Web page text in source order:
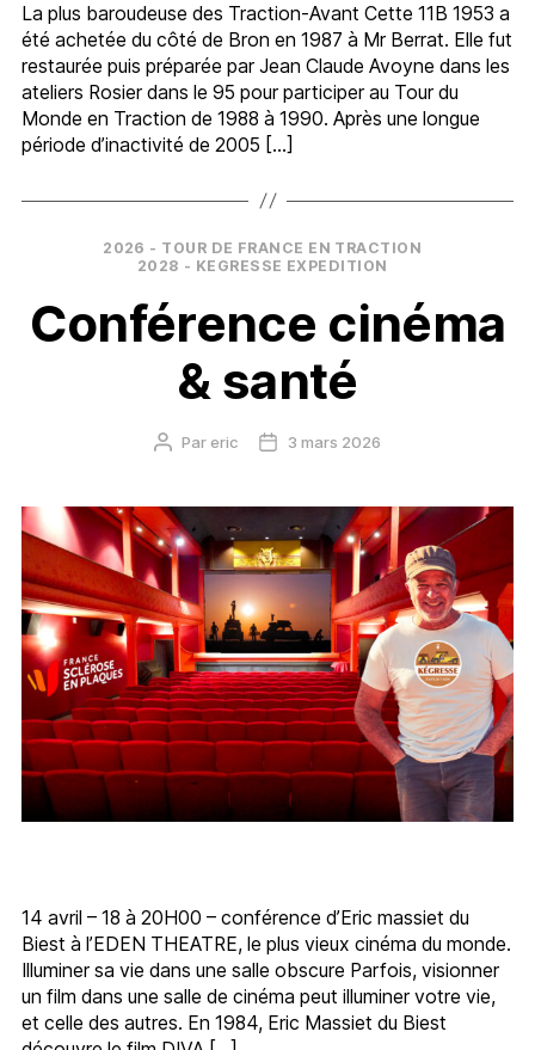
La plus baroudeuse des Traction-Avant Cette 11B 1953 a
été achetée du côté de Bron en 1987 à Mr Berrat. Elle fut
restaurée puis préparée par Jean Claude Avoyne dans les
ateliers Rosier dans le 95 pour participer au Tour du
Monde en Traction de 1988 à 1990. Après une longue
période d’inactivité de 2005 […]
Catégories
2026 - TOUR DE FRANCE EN TRACTION
2028 - KEGRESSE EXPEDITION
Conférence cinéma
& santé
Auteur
Pareric
Date3 mars 2026
14 avril – 18 à 20H00 – conférence d’Eric massiet du
Biest à l’EDEN THEATRE, le plus vieux cinéma du monde.
Illuminer sa vie dans une salle obscure Parfois, visionner
un film dans une salle de cinéma peut illuminer votre vie,
et celle des autres. En 1984, Eric Massiet du Biest